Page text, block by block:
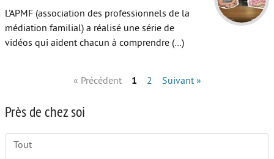
L’APMF (association des professionnels de la
médiation familial) a réalisé une série de
vidéos qui aident chacun à comprendre (…)
« Précédent 1 2 Suivant »
Près de chez soi
Tout